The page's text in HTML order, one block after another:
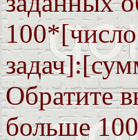
Обратите
больше